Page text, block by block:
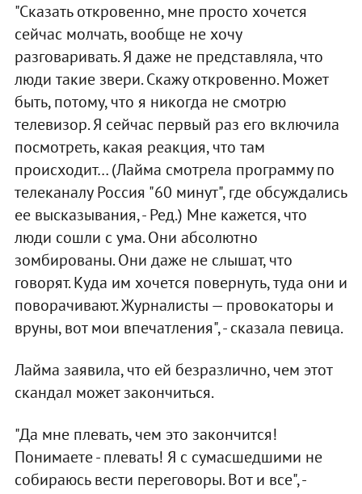
"Сказать откровенно, мне просто хочется
сейчас молчать, вообще не хочу
разговаривать. Я даже не представляла, что
люди такие звери. Скажу откровенно. Может
быть, потому, что я никогда не смотрю
телевизор. Я сейчас первый раз его включила
посмотреть, какая реакция, что там
происходит… (Лайма смотрела программу по
телеканалу Россия "60 минут", где обсуждались
ее высказывания, - Ред.) Мне кажется, что
люди сошли с ума. Они абсолютно
зомбированы. Они даже не слышат, что
говорят. Куда им хочется повернуть, туда они и
поворачивают. Журналисты — провокаторы и
вруны, вот мои впечатления", - сказала певица.
Лайма заявила, что ей безразлично, чем этот
скандал может закончиться.
"Да мне плевать, чем это закончится!
Понимаете - плевать! Я с сумасшедшими не
собираюсь вести переговоры. Вот и все", -